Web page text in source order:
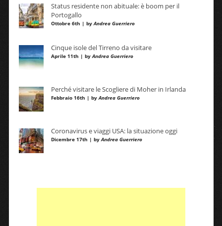
Status residente non abituale: è boom per il
Portogallo
Ottobre 6th | byAndrea Guerriero
Cinque isole del Tirreno da visitare
Aprile 11th | byAndrea Guerriero
Perché visitare le Scogliere di Moher in Irlanda
Febbraio 16th | byAndrea Guerriero
Coronavirus e viaggi USA: la situazione oggi
Dicembre 17th | byAndrea Guerriero